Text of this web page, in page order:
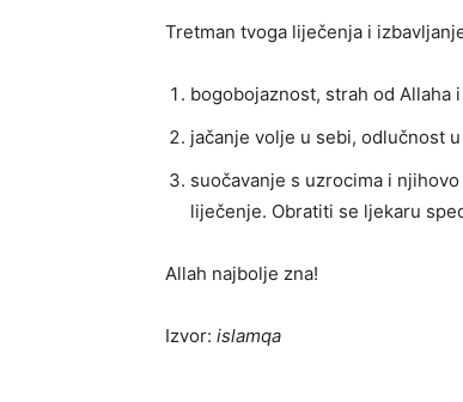
Tretman tvoga liječenja i
bogobojaznost, strah od Allaha
jačanje volje u sebi, odlučnost
suočavanje s uzrocima i
liječenje. Obratiti se ljekaru
Allah najbolje zna!
Izvor: islamqa